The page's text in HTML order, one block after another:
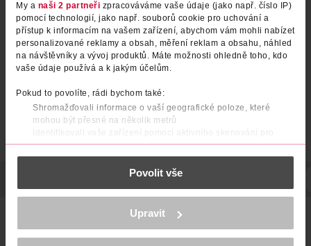
My a naši 2 partneři zpracováváme vaše údaje (jako např. číslo IP)
pomocí technologií, jako např. souborů cookie pro uchování a
přístup k informacím na vašem zařízení, abychom vám mohli nabízet
personalizované reklamy a obsah, měření reklam a obsahu, náhled
na návštěvníky a vývoj produktů. Máte možnosti ohledně toho, kdo
vaše údaje používá a k jakým účelům.
Pokud to povolíte, rádi bychom také:
Shromažďovali informace o vaší geografické poloze, které
mohou být přesné na několik metrů
Identifikovali vaše zařízení pomocí aktivního skenování pro
konkrétní charakteristiky (otisk prstu)
Zjistěte více o tom, jak zpracováváme vaše osobní údaje, a nastavte
části s podrobnostmi . Svůj souhlas můžete kdykoliv
K provozu stránek, personalizaci obsahu a reklam, funkcí sociálních
médií, analýze návštěvnosti, které mohou nést osobní údaje.
Více najdete vprohlášení o ochraně osobních údajů.
Povolit vše
Upravit
Fantasy
Real Techniques 1 ks
699 Kč
DO KOŠÍKU
Obj. č.: 1248470
Real Techniques 4 ks
699 Kč
POČET NÁZEV VÝROBCE/DODAVATELE
V tomto setu najdete vše, co potřebujete k dokonalé aplikaci